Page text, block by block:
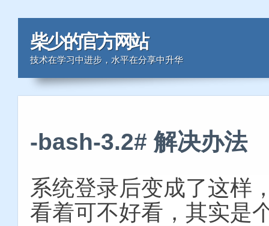
柴少的官方网站
技术在学习中进步，水平在分享中升华
-bash-3.2# 解决办法
系统登录后变成了这样
看着可不好看，其实是